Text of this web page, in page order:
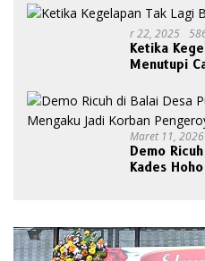
R 22, 2025
Ketika
Menutupi
Maret 11, 2026
Demo
Kades